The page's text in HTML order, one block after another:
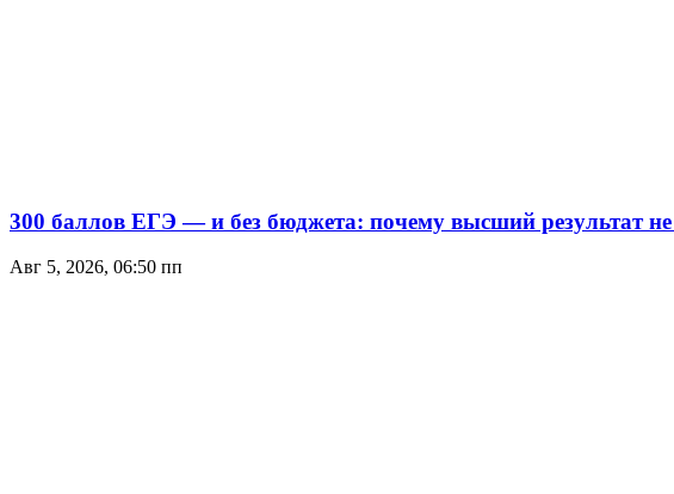
300 баллов ЕГЭ — и без бюджета: почему высший результат не
Авг 5, 2026, 06:50 пп